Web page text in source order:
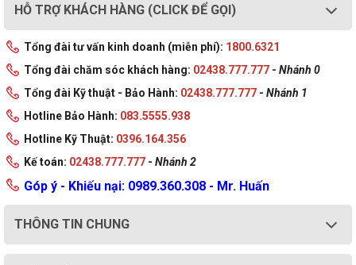
HỖ TRỢ KHÁCH HÀNG (CLICK ĐỂ GỌI)
Tổng đài tư vấn kinh doanh (miễn phí): 1800.6321
Tổng đài chăm sóc khách hàng: 02438.777.777 - Nhánh 0
Tổng đài Kỹ thuật - Bảo Hành: 02438.777.777 - Nhánh 1
Hotline Bảo Hành: 083.5555.938
Hotline Kỹ Thuật: 0396.164.356
Kế toán: 02438.777.777 - Nhánh 2
Góp ý - Khiếu nại: 0989.360.308 - Mr. Huấn
THÔNG TIN CHUNG